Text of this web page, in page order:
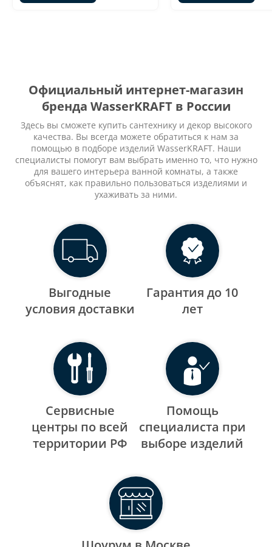
Официальный интернет-магазин
бренда WasserKRAFT в России
Здесь вы сможете купить сантехнику и декор высокого
качества. Вы всегда можете обратиться к нам за
помощью в подборе изделий WasserKRAFT. Наши
специалисты помогут вам выбрать именно то, что нужно
для вашего интерьера ванной комнаты, а также
объяснят, как правильно пользоваться изделиями и
ухаживать за ними.
Выгодные
уcловия доставки
Гарантия до 10
лет
Сервисные
центры по всей
территории РФ
Помощь
специалиста при
выборе изделий